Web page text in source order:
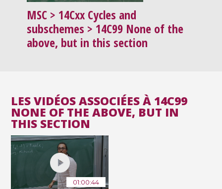
MSC > 14Cxx Cycles and
subschemes > 14C99 None of the
above, but in this section
LES VIDÉOS ASSOCIÉES À 14C99
NONE OF THE ABOVE, BUT IN
THIS SECTION
01:00:44